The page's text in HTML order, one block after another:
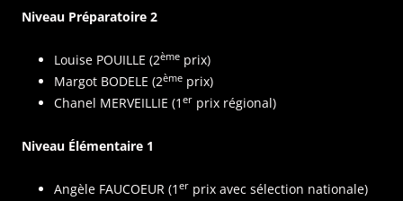
Niveau Préparatoire 2
Louise POUILLE (2ème prix)
Margot BODELE (2ème prix)
Chanel MERVEILLIE (1 er prix régional)
Niveau Élémentaire 1
Angèle FAUCOEUR (1 er prix avec sélection nationale)